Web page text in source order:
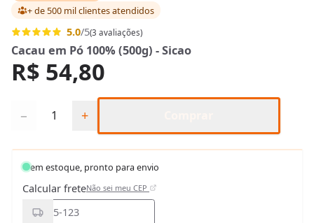
+ de 500 mil clientesatendidos
5.0/5(3 avaliações)
Cacau em Pó 100% (500g) - Sicao
R$ 54,80
− +
em estoque, pronto para envio
Calcular freteNão sei meu CEP